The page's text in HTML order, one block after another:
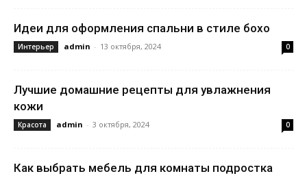
Идеи для оформления спальни в стиле бохо
Интерьер admin - 13 октября, 2024 0
Лучшие домашние рецепты для увлажнения
кожи
Красота admin - 3 октября, 2024 0
Как выбрать мебель для комнаты подростка